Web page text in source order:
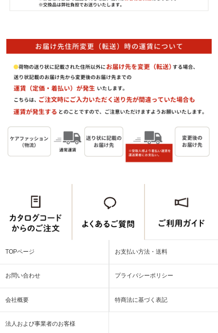
TOPページ お支払い方法・送料
お問い合わせ プライバシーポリシー
会社概要 特商法に基づく表記
法人および事業者のお客様